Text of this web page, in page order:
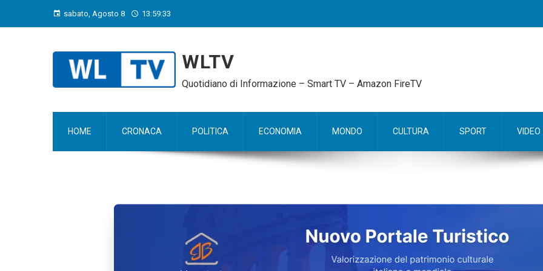
sabato, Agosto 8 13:59:34
WLTV
Quotidiano di Informazione – Smart TV – Amazon FireTV
HOME CRONACA POLITICA ECONOMIA MONDO CULTURA SPORT VIDEO